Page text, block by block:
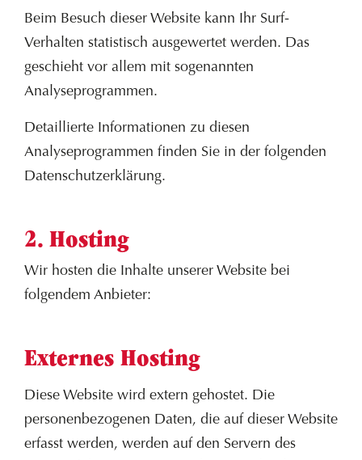
Beim Besuch dieser Website kann Ihr Surf-
Verhalten statistisch ausgewertet werden. Das
geschieht vor allem mit sogenannten
Analyseprogrammen.
Detaillierte Informationen zu diesen
Analyseprogrammen finden Sie in der folgenden
Datenschutzerklärung.
2. Hosting
Wir hosten die Inhalte unserer Website bei
folgendem Anbieter:
Externes Hosting
Diese Website wird extern gehostet. Die
personenbezogenen Daten, die auf dieser Website
erfasst werden, werden auf den Servern des